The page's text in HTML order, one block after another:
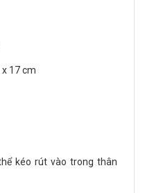
17 cm
kéo rút vào trong thân